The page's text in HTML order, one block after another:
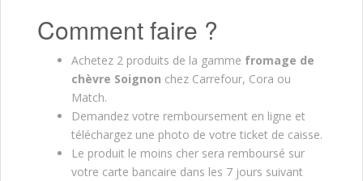
Comment faire ?
Achetez 2 produits de la gamme fromage de
chèvre Soignon chez Carrefour, Cora ou
Match.
Demandez votre remboursement en ligne et
téléchargez une photo de votre ticket de caisse.
Le produit le moins cher sera remboursé sur
votre carte bancaire dans les 7 jours suivant